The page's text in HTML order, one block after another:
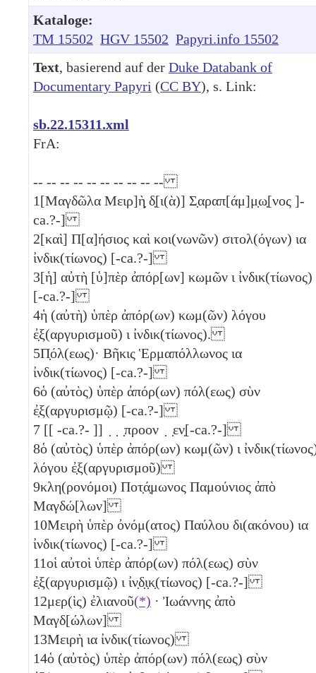
Kataloge:
TM 15502 HGV 15502 Papyri.info 15502
Text, basierend auf der Duke Databank of
Documentary Papyri (CC BY), s. Link:
sb.22.15311.xml
FrA:
-- -- -- -- -- -- -- -- -- --
1[Μαγδῶλα Μειρ]ὴ̣ δ̣[ι(ὰ)] Σ̣αραπ[άμ]μ̣ω̣[νος ]-
ca.?-]
2[καὶ] Π[α]ήσιος καὶ κοι(νωνῶν) σιτολ(όγων) ια
ἰνδικ(τίωνος) [-ca.?-]
3[ἡ] αὐτὴ [ὑ]πὲρ ἀπόρ[ων] κωμῶν ι ἰνδικ(τίωνος)
[-ca.?-]
4ἡ (αὐτὴ) ὑπὲρ ἀπόρ(ων) κωμ(ῶν) λόγου
ἐ̣ξ(αργυρισμοῦ) ι ἰνδικ(τίωνος).
5Π̣όλ(εως)· Βῆκις Ἑρμαπόλλωνος ια
ἰνδικ(τίωνος) [-ca.?-]
6ὁ (αὐτὸς) ὑπὲρ ἀπόρ(ων) πόλ(εως) σὺν
ἐ̣ξ(αργυρισμῷ) [-ca.?-]
7 [[ -ca.?- ]] ̣ ̣ ̣προον ̣ ̣εν̣[-ca.?-]
8ὁ (αὐτὸς) ὑπὲρ ἀπόρ(ων) κωμ(ῶν) ι
λόγου ἐ̣ξ(αργυρισμοῦ)
9κλη(ρονόμοι) Ποτ̣ά̣μωνος Παμούνιος ἀπὸ
Μαγδώ[λων]
10Μειρὴ ὑπὲρ ὀνόμ(ατος) Παύλου δι(ακόνου) ια
ἰνδικ(τίωνος) [-ca.?-]
11οἱ αὐτοὶ ὑπὲρ ἀπόρ(ων) πόλ(εως) σὺν
ἐ̣ξ(αργυρισμῷ) ι ἰν̣δ̣ι̣κ̣(τίωνος) [-ca.?-]
12μερ(ὶς) ἐλιανοῦ(*) · Ἰωάννης ἀπὸ
Μαγδ[ώλων]
13Μειρὴ ια ἰνδικ(τίωνος)
14ὁ (αὐτὸς) ὑπὲρ ἀπόρ(ων) πόλ(εως) σὺν